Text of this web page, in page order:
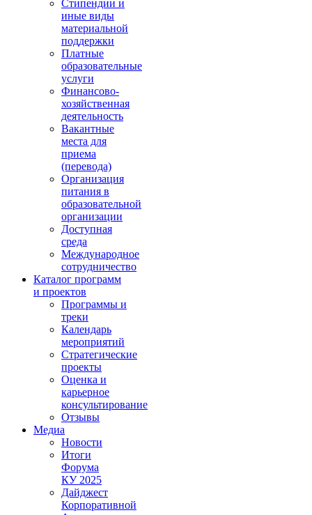
Стипендии и
иные виды
материальной
поддержки
Платные
образовательные
услуги
Финансово-
хозяйственная
деятельность
Вакантные
места для
приема
(перевода)
Организация
питания в
образовательной
организации
Доступная
среда
Международное
сотрудничество
Каталог программ
и проектов
Программы и
треки
Календарь
мероприятий
Стратегические
проекты
Оценка и
карьерное
консультирование
Отзывы
Медиа
Новости
Итоги
Форума
КУ 2025
Дайджест
Корпоративной